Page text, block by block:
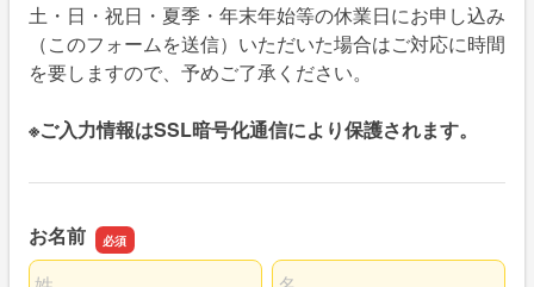
土・日・祝日・夏季・年末年始等の休業日にお申し込み
（このフォームを送信）いただいた場合はご対応に時間
を要しますので、予めご了承ください。
※ご入力情報はSSL暗号化通信により保護されます。
お名前
名前の姓
名前の名